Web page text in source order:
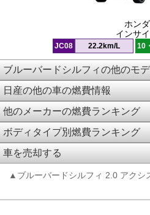
ホンダ
インサ
JC08 22.2km/L 10
ブルーバードシルフィの他のモ
日産の他の車の燃費情報
他のメーカーの燃費ランキング
ボディタイプ別燃費ランキング
車を売却する
▲ブルーバードシルフィ 2.0 アクシ